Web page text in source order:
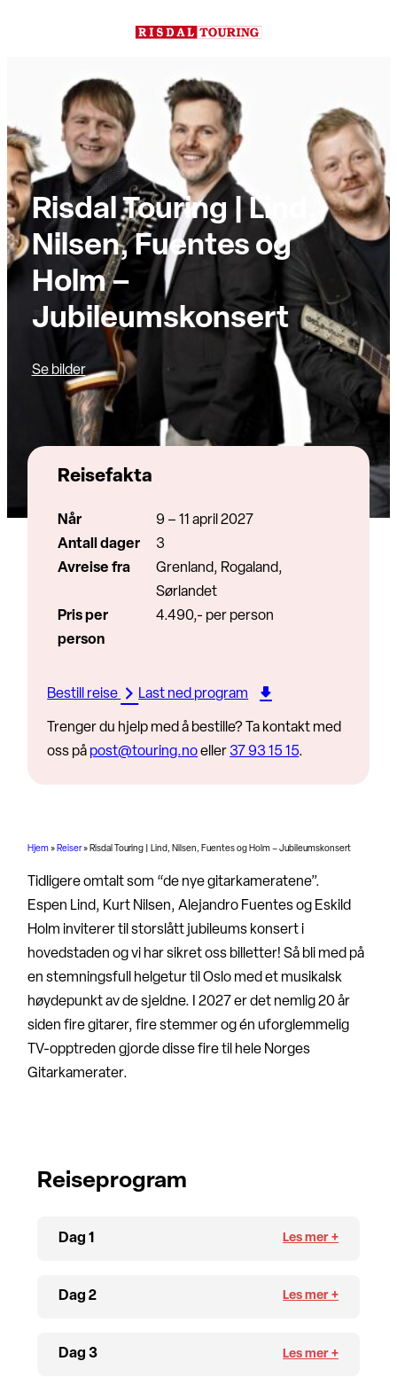
Risdal Touring | Lind,
Nilsen, Fuentes og
Holm –
Jubileumskonsert
Se bilder
Hjem» Reiser» Risdal Touring | Lind, Nilsen, Fuentes og Holm – Jubileumskonsert
Tidligere omtalt som “de nye gitarkameratene”.
Espen Lind, Kurt Nilsen, Alejandro Fuentes og Eskild
Holm inviterer til storslått jubileums konsert i
hovedstaden og vi har sikret oss billetter! Så bli med på
en stemningsfull helgetur til Oslo med et musikalsk
høydepunkt av de sjeldne. I 2027 er det nemlig 20 år
siden fire gitarer, fire stemmer og én uforglemmelig
TV-opptreden gjorde disse fire til hele Norges
Gitarkamerater.
Reiseprogram
Dag 1
Dag 2
Dag 3
Reisefakta
Når
9 – 11 april 2027
Antall dager
3
Avreise fra
Grenland, Rogaland,
Sørlandet
Pris per
person
4.490,- per person
Bestill reise Last ned program
Trenger du hjelp med å bestille? Ta kontakt med
oss på post@touring.noeller 37 93 15 15.